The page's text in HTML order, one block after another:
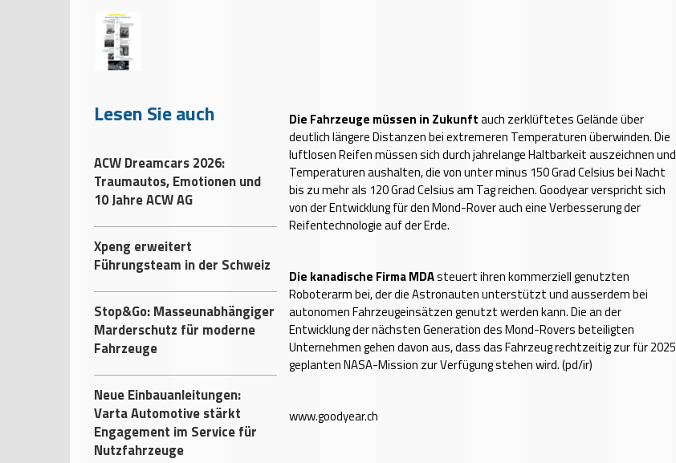
Lesen Sie auch
ACW Dreamcars 2026:
Traumautos, Emotionen und
10 Jahre ACW AG
Xpeng erweitert
Führungsteam in der Schweiz
Stop&Go: Masseunabhängiger
Marderschutz für moderne
Fahrzeuge
Neue Einbauanleitungen:
Varta Automotive stärkt
Engagement im Service für
Nutzfahrzeuge
Die Fahrzeuge müssen in Zukunftauch zerklüftetes Gelände über
deutlich längere Distanzen bei extremeren Temperaturen überwinden. Die
luftlosen Reifen müssen sich durch jahrelange Haltbarkeit auszeichnen und
Temperaturen aushalten, die von unter minus 150 Grad Celsius bei Nacht
bis zu mehr als 120 Grad Celsius am Tag reichen. Goodyear verspricht sich
von der Entwicklung für den Mond-Rover auch eine Verbesserung der
Reifentechnologie auf der Erde.
Die kanadische Firma MDAsteuert ihren kommerziell genutzten
Roboterarm bei, der die Astronauten unterstützt und ausserdem bei
autonomen Fahrzeugeinsätzen genutzt werden kann. Die an der
Entwicklung der nächsten Generation des Mond-Rovers beteiligten
Unternehmen gehen davon aus, dass das Fahrzeug rechtzeitig zur für 2025
geplanten NASA-Mission zur Verfügung stehen wird. (pd/ir)
www.goodyear.ch